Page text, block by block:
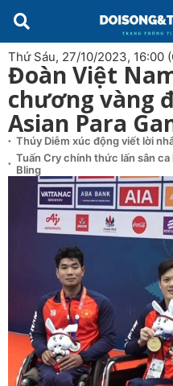
Thứ Sáu, 27/10/2023, 16:00
Đoàn Việt
chương vàng
Asian Para
Thúy Diễm xúc động viết lời
Tuấn Cry chính thức lấn sân
Bling